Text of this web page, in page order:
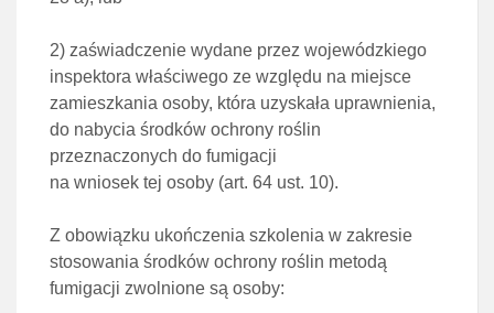
2) zaświadczenie wydane przez wojewódzkiego
inspektora właściwego ze względu na miejsce
zamieszkania osoby, która uzyskała uprawnienia,
do nabycia środków ochrony roślin
przeznaczonych do fumigacji
na wniosek tej osoby (art. 64 ust. 10).
Z obowiązku ukończenia szkolenia w zakresie
stosowania środków ochrony roślin metodą
fumigacji zwolnione są osoby: